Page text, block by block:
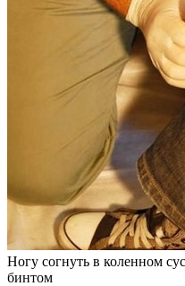
Ногу согнуть в коленном
бинтом